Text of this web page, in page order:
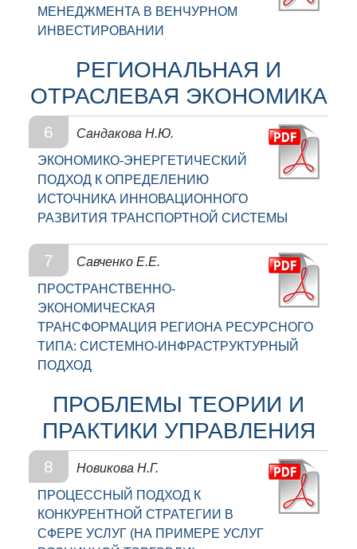
МЕНЕДЖМЕНТА В ВЕНЧУРНОМ
ИНВЕСТИРОВАНИИ
РЕГИОНАЛЬНАЯ И
ОТРАСЛЕВАЯ ЭКОНОМИКА
6
Сандакова Н.Ю.
ЭКОНОМИКО-ЭНЕРГЕТИЧЕСКИЙ
ПОДХОД К ОПРЕДЕЛЕНИЮ
ИСТОЧНИКА ИННОВАЦИОННОГО
РАЗВИТИЯ ТРАНСПОРТНОЙ СИСТЕМЫ
7
Савченко Е.Е.
ПРОСТРАНСТВЕННО-
ЭКОНОМИЧЕСКАЯ
ТРАНСФОРМАЦИЯ РЕГИОНА РЕСУРСНОГО
ТИПА: СИСТЕМНО-ИНФРАСТРУКТУРНЫЙ
ПОДХОД
ПРОБЛЕМЫ ТЕОРИИ И
ПРАКТИКИ УПРАВЛЕНИЯ
8
Новикова Н.Г.
ПРОЦЕССНЫЙ ПОДХОД К
КОНКУРЕНТНОЙ СТРАТЕГИИ В
СФЕРЕ УСЛУГ (НА ПРИМЕРЕ УСЛУГ